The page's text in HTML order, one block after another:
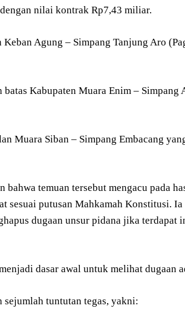
nilai kontrak Rp7,43 miliar.
Agung – Simpang Tanjung Aro
Kabupaten Muara Enim –
Muara Siban – Simpang Embacang
temuan tersebut mengacu pada
putusan Mahkamah Konstitusi.
dugaan unsur pidana jika
dasar awal untuk melihat dugaan
tuntutan tegas, yakni: